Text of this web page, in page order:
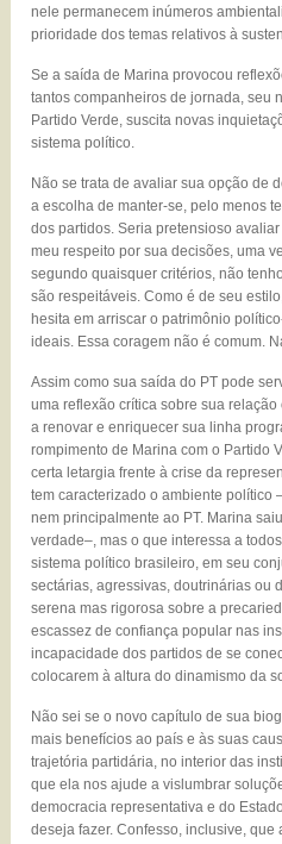
nele permanecem inúmeros
prioridade dos temas relativos à
Se a saída de Marina provocou
tantos companheiros de jornada, seu
Partido Verde, suscita novas
sistema político.
Não se trata de avaliar sua opção de
a escolha de manter-se, pelo menos
dos partidos. Seria pretensioso
meu respeito por sua decisões, uma
segundo quaisquer critérios, não
são respeitáveis. Como é de seu
hesita em arriscar o patrimônio
ideais. Essa coragem não é comum.
Assim como sua saída do PT pode
uma reflexão crítica sobre sua
a renovar e enriquecer sua linha
rompimento de Marina com o Partido
certa letargia frente à crise da
tem caracterizado o ambiente político
nem principalmente ao PT. Marina
verdade–, mas o que interessa a
sistema político brasileiro, em seu
sectárias, agressivas, doutrinárias ou
serena mas rigorosa sobre a
escassez de confiança popular nas
incapacidade dos partidos de se
colocarem à altura do dinamismo da
Não sei se o novo capítulo de sua
mais benefícios ao país e às suas
trajetória partidária, no interior das
que ela nos ajude a vislumbrar
democracia representativa e do
deseja fazer. Confesso, inclusive,